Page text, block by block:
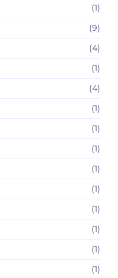
(1)
(9)
(4)
(1)
(4)
(1)
(1)
(1)
(1)
(1)
(1)
(1)
(1)
(1)